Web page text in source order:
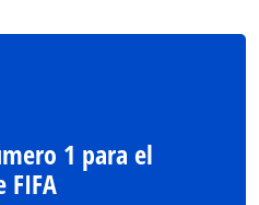
1 para el
FIFA